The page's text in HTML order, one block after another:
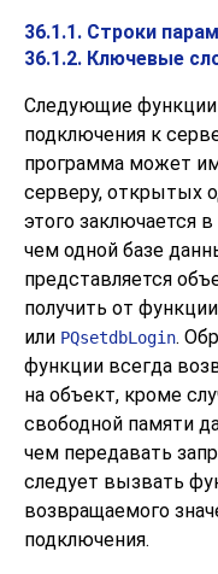
36.1.1. Строки
36.1.2. Ключевые
Следующие
подключения к
программа может
серверу, открытых
этого заключается
чем одной базе
представляется
получить от функции
или PQsetdbLogin.
функции всегда
на объект, кроме
свободной памяти
чем передавать
следует вызвать
возвращаемого
подключения.